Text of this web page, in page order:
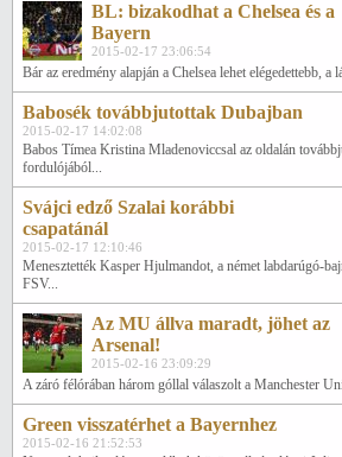
BL: bizakodhat a Chelsea és a
Bayern
2015-02-17 23:06:54
Bár az eredmény alapján a Chelsea lehet elégedettebb, a
Babosék továbbjutottak Dubajban
2015-02-17 14:02:08
Babos Tímea Kristina Mladenoviccsal az oldalán
fordulójából...
Svájci edző Szalai korábbi
csapatánál
2015-02-17 12:10:46
Menesztették Kasper Hjulmandot, a német labdarúgó-
FSV...
Az MU állva maradt, jöhet az
Arsenal!
2015-02-16 23:09:29
A záró félórában három góllal válaszolt a Manchester
Green visszatérhet a Bayernhez
2015-02-16 21:52:53